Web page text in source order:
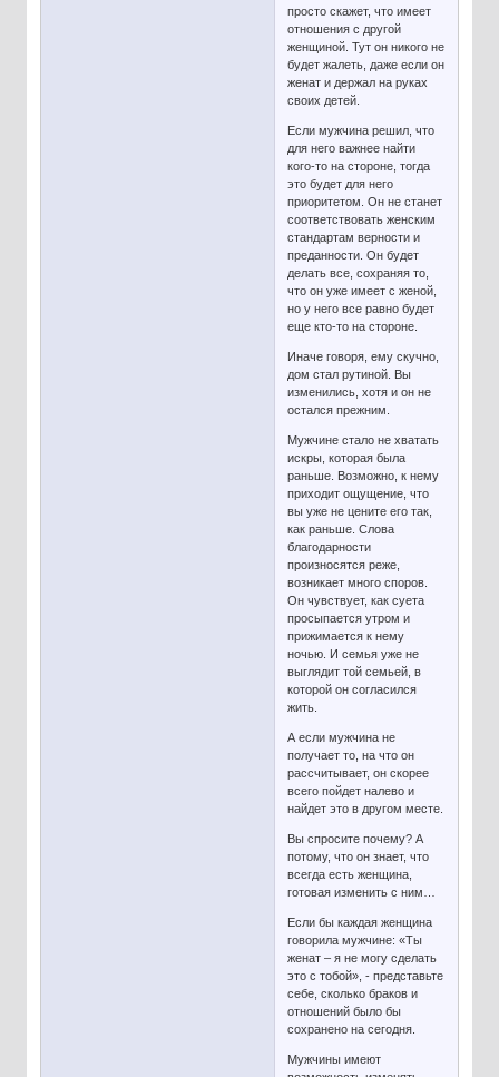
просто скажет, что имеет
отношения с другой
женщиной. Тут он никого не
будет жалеть, даже если он
женат и держал на руках
своих детей.
Если мужчина решил, что
для него важнее найти
кого-то на стороне, тогда
это будет для него
приоритетом. Он не станет
соответствовать женским
стандартам верности и
преданности. Он будет
делать все, сохраняя то,
что он уже имеет с женой,
но у него все равно будет
еще кто-то на стороне.
Иначе говоря, ему скучно,
дом стал рутиной. Вы
изменились, хотя и он не
остался прежним.
Мужчине стало не хватать
искры, которая была
раньше. Возможно, к нему
приходит ощущение, что
вы уже не цените его так,
как раньше. Слова
благодарности
произносятся реже,
возникает много споров.
Он чувствует, как суета
просыпается утром и
прижимается к нему
ночью. И семья уже не
выглядит той семьей, в
которой он согласился
жить.
А если мужчина не
получает то, на что он
рассчитывает, он скорее
всего пойдет налево и
найдет это в другом месте.
Вы спросите почему? А
потому, что он знает, что
всегда есть женщина,
готовая изменить с ним…
Если бы каждая женщина
говорила мужчине: «Ты
женат – я не могу сделать
это с тобой», - представьте
себе, сколько браков и
отношений было бы
сохранено на сегодня.
Мужчины имеют